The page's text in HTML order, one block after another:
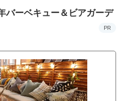
バーベキュー＆ビアガーデ
PR